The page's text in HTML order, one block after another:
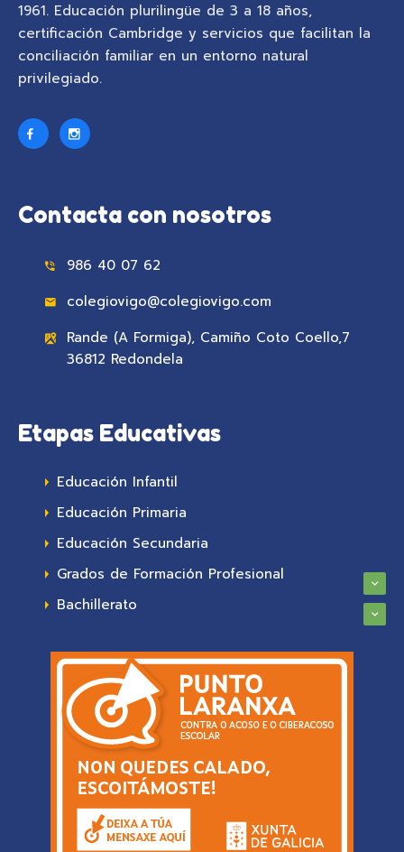
1961. Educación plurilingüe de 3 a 18 años,
certificación Cambridge y servicios que facilitan la
conciliación familiar en un entorno natural
privilegiado.
Contacta con nosotros
986 40 07 62
colegiovigo@colegiovigo.com
Rande (A Formiga), Camiño Coto Coello,7
36812 Redondela
Etapas Educativas
Educación Infantil
Educación Primaria
Educación Secundaria
Grados de Formación Profesional
Bachillerato